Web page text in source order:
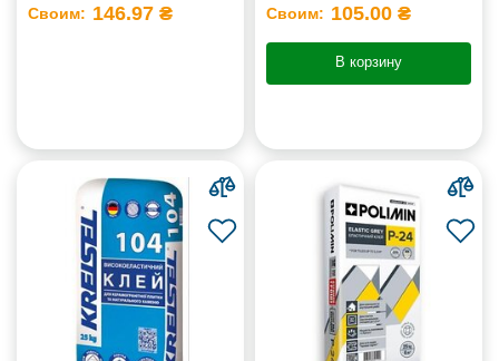
Своим: 146.97 ₴ Своим: 105.00 ₴
В корзину